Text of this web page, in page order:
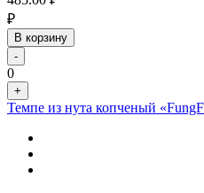
₽
В корзину
-
0
+
Темпе из нута копченый